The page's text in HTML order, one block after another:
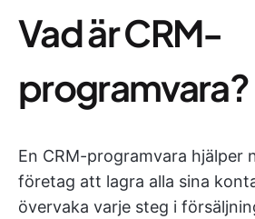
Vad är CRM-
programvara?
En CRM-programvara hjälper
företag att lagra alla sina
övervaka varje steg i